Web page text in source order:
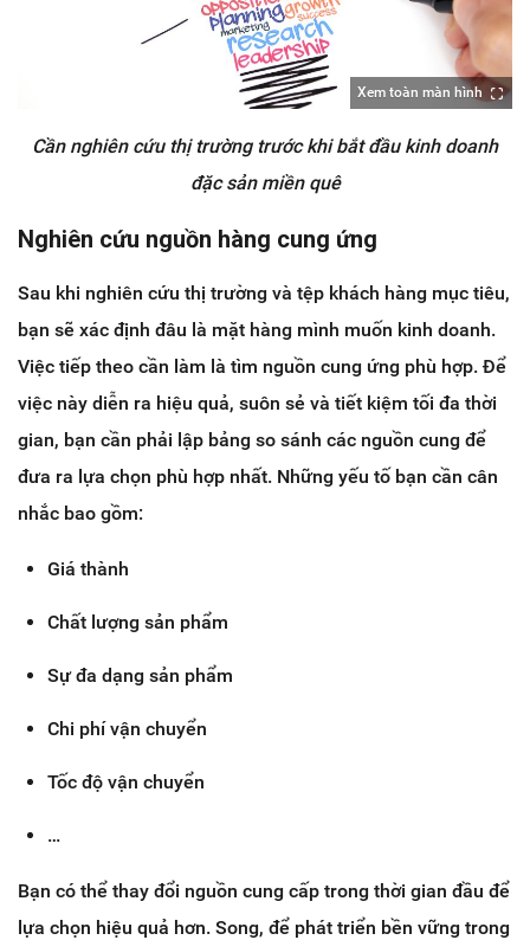
Xem toàn màn hình
Cần nghiên cứu thị trường trước khi bắt đầu kinh doanh
đặc sản miền quê
Nghiên cứu nguồn hàng cung ứng
Sau khi nghiên cứu thị trường và tệp khách hàng mục tiêu,
bạn sẽ xác định đâu là mặt hàng mình muốn kinh doanh.
Việc tiếp theo cần làm là tìm nguồn cung ứng phù hợp. Để
việc này diễn ra hiệu quả, suôn sẻ và tiết kiệm tối đa thời
gian, bạn cần phải lập bảng so sánh các nguồn cung để
đưa ra lựa chọn phù hợp nhất. Những yếu tố bạn cần cân
nhắc bao gồm:
Giá thành
Chất lượng sản phẩm
Sự đa dạng sản phẩm
Chi phí vận chuyển
Tốc độ vận chuyển
…
Bạn có thể thay đổi nguồn cung cấp trong thời gian đầu để
lựa chọn hiệu quả hơn. Song, để phát triển bền vững trong